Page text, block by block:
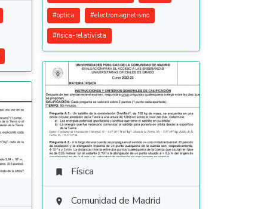
#optica #electromagnetismo
#fisica-relativista
 Física
 Comunidad de Madrid